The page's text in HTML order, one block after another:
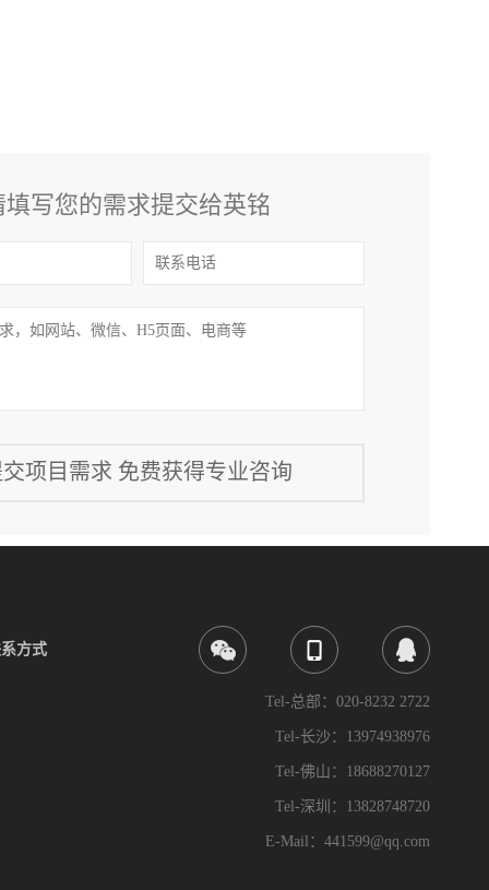
写您的需求提交给英铭
方式
Tel-总部：020-8232 2722
Tel-长沙：13974938976
Tel-佛山：18688270127
Tel-深圳：13828748720
E-Mail：441599@qq.com